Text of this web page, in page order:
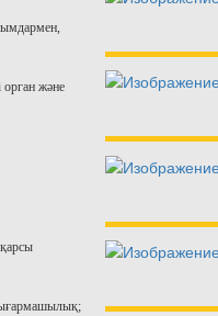
орган және